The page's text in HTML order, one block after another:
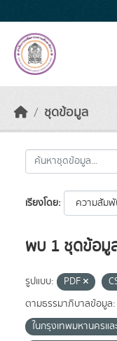
ชุดข้อมูล
เรียงโดย
พบ 1 ชุดข้อมู
รูปแบบ: PDF
ตามธรรมาภิบาลข้อมูล:
ในกรุงเทพมหานครแ